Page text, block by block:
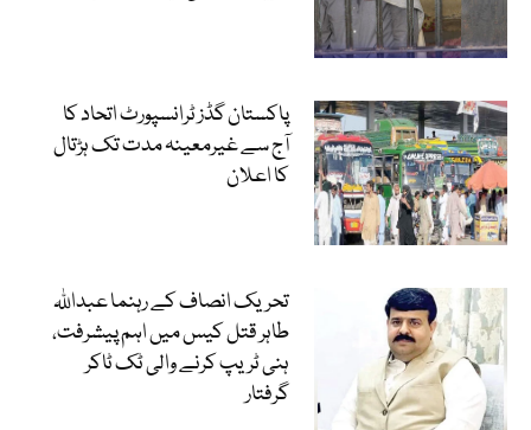
پاکستان گڈز ٹرانسپورٹ اتحاد کا
آج سے غیرمعینہ مدت تک ہڑتال
کا اعلان
تحریک انصاف کے رہنما عبداللہ
طاہر قتل کیس میں اہم پیشرفت،
ہنی ٹریپ کرنے والی ٹک ٹاکر
گرفتار